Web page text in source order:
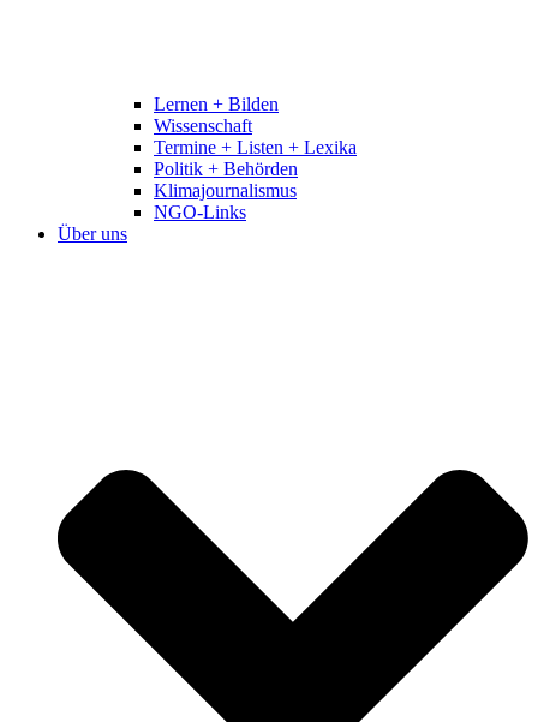
Lernen + Bilden
Wissenschaft
Termine + Listen + Lexika
Politik + Behörden
Klimajournalismus
NGO-Links
Über uns